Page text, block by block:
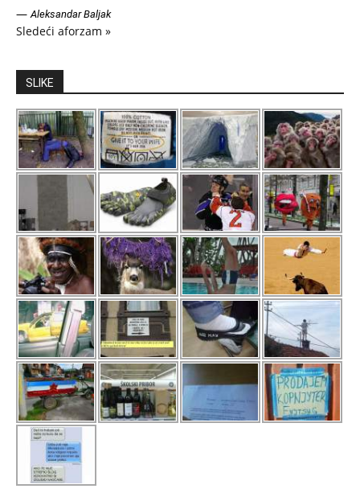
—Aleksandar Baljak
Sledeći aforzam »
SLIKE